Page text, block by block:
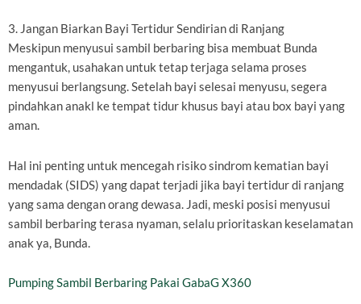
3. Jangan Biarkan Bayi Tertidur Sendirian di Ranjang
Meskipun menyusui sambil berbaring bisa membuat Bunda
mengantuk, usahakan untuk tetap terjaga selama proses
menyusui berlangsung. Setelah bayi selesai menyusu, segera
pindahkan anakl ke tempat tidur khusus bayi atau box bayi yang
aman.
Hal ini penting untuk mencegah risiko sindrom kematian bayi
mendadak (SIDS) yang dapat terjadi jika bayi tertidur di ranjang
yang sama dengan orang dewasa. Jadi, meski posisi menyusui
sambil berbaring terasa nyaman, selalu prioritaskan keselamatan
anak ya, Bunda.
Pumping Sambil Berbaring Pakai GabaG X360